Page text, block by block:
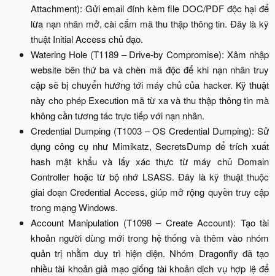
Attachment): Gửi email đính kèm file DOC/PDF độc hại để
lừa nạn nhân mở, cài cắm mã thu thập thông tin. Đây là kỹ
thuật Initial Access chủ đạo.​
Watering Hole (T1189 – Drive-by Compromise): Xâm nhập
website bên thứ ba và chèn mã độc để khi nạn nhân truy
cập sẽ bị chuyển hướng tới máy chủ của hacker. Kỹ thuật
này cho phép Execution mã từ xa và thu thập thông tin mà
không cần tương tác trực tiếp với nạn nhân.​
Credential Dumping (T1003 – OS Credential Dumping): Sử
dụng công cụ như Mimikatz, SecretsDump để trích xuất
hash mật khẩu và lấy xác thực từ máy chủ Domain
Controller hoặc từ bộ nhớ LSASS. Đây là kỹ thuật thuộc
giai đoạn Credential Access, giúp mở rộng quyền truy cập
trong mạng Windows.​
Account Manipulation (T1098 – Create Account): Tạo tài
khoản người dùng mới trong hệ thống và thêm vào nhóm
quản trị nhằm duy trì hiện diện. Nhóm Dragonfly đã tạo
nhiều tài khoản giả mạo giống tài khoản dịch vụ hợp lệ để